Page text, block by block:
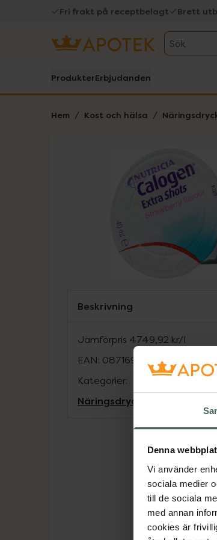
Denna
Vi använder
sociala medier
till de sociala
med annan
cookies är
Fri frakt på receptbelagt Brett
Sök
ProdukterErbjudanden
Hem Kost och hälsa
Lista: . Innehåller 1 objekt.
Beskrivning
Jämförpris 4749,92 kr/l
EAN: 08716900557941
Kategorier:
Näringsdryck och nutrition